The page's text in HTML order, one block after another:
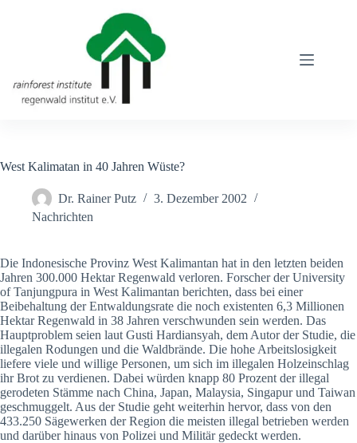
West Kalimatan in 40 Jahren Wüste?
Dr. Rainer Putz
3. Dezember 2002
Nachrichten
Die Indonesische Provinz West Kalimantan hat in den letzten beiden
Jahren 300.000 Hektar Regenwald verloren. Forscher der University
of Tanjungpura in West Kalimantan berichten, dass bei einer
Beibehaltung der Entwaldungsrate die noch existenten 6,3 Millionen
Hektar Regenwald in 38 Jahren verschwunden sein werden. Das
Hauptproblem seien laut Gusti Hardiansyah, dem Autor der Studie, die
illegalen Rodungen und die Waldbrände. Die hohe Arbeitslosigkeit
liefere viele und willige Personen, um sich im illegalen Holzeinschlag
ihr Brot zu verdienen. Dabei würden knapp 80 Prozent der illegal
gerodeten Stämme nach China, Japan, Malaysia, Singapur und Taiwan
geschmuggelt. Aus der Studie geht weiterhin hervor, dass von den
433.250 Sägewerken der Region die meisten illegal betrieben werden
und darüber hinaus von Polizei und Militär gedeckt werden.